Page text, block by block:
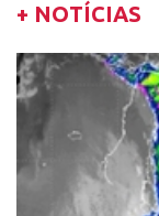
+ NOTÍCIAS